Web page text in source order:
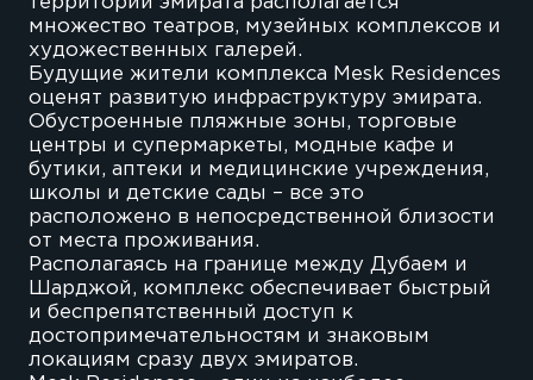
множество театров, музейных комплексов и
художественных галерей.
Будущие жители комплекса Mesk Residences
оценят развитую инфраструктуру эмирата.
Обустроенные пляжные зоны, торговые
центры и супермаркеты, модные кафе и
бутики, аптеки и медицинские учреждения,
школы и детские сады – все это
расположено в непосредственной близости
от места проживания.
Располагаясь на границе между Дубаем и
Шарджой, комплекс обеспечивает быстрый
и беспрепятственный доступ к
достопримечательностям и знаковым
локациям сразу двух эмиратов.